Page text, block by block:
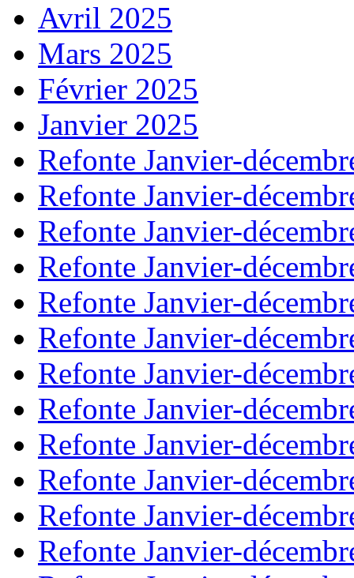
Avril 2025
Mars 2025
Février 2025
Janvier 2025
Refonte Janvier-
Refonte Janvier-
Refonte Janvier-
Refonte Janvier-
Refonte Janvier-
Refonte Janvier-
Refonte Janvier-
Refonte Janvier-
Refonte Janvier-
Refonte Janvier-
Refonte Janvier-
Refonte Janvier-